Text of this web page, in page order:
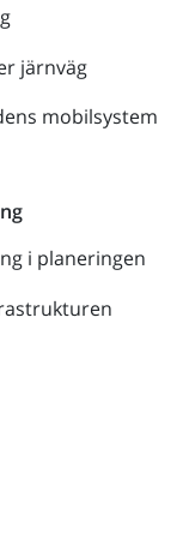
järnväg
mobilsystem
i planeringen